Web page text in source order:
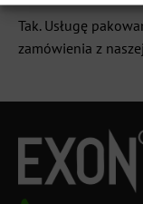
Tak. Usługę
zamówienia z